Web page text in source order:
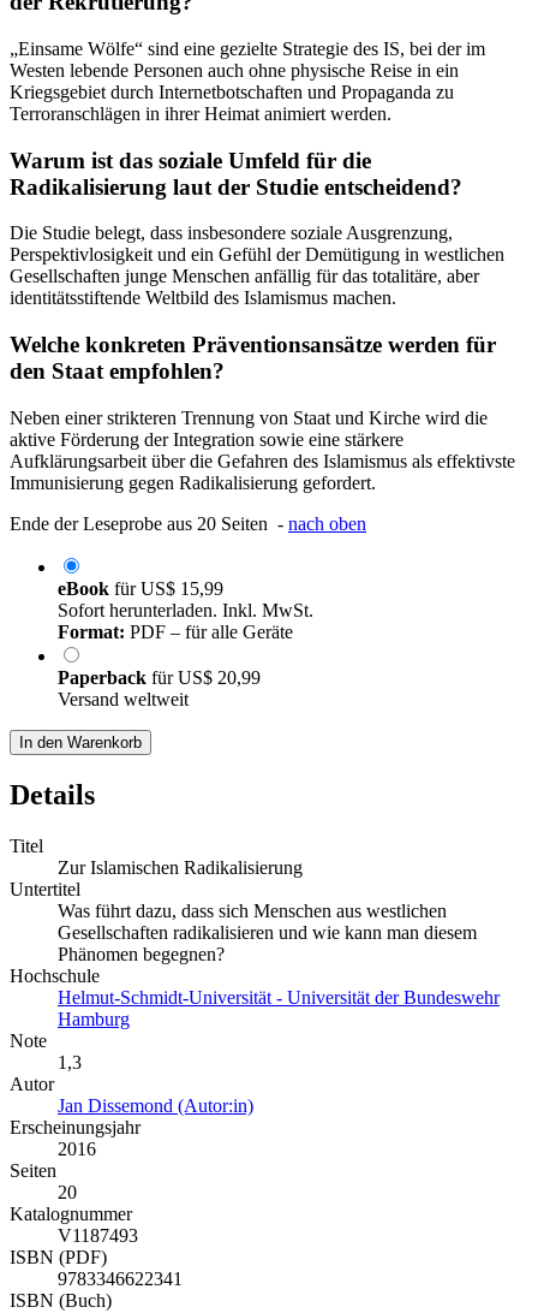
„Einsame Wölfe“ sind eine gezielte Strategie des IS, bei der im
Westen lebende Personen auch ohne physische Reise in ein
Kriegsgebiet durch Internetbotschaften und Propaganda zu
Terroranschlägen in ihrer Heimat animiert werden.
Warum ist das soziale Umfeld für die
Radikalisierung laut der Studie entscheidend?
Die Studie belegt, dass insbesondere soziale Ausgrenzung,
Perspektivlosigkeit und ein Gefühl der Demütigung in westlichen
Gesellschaften junge Menschen anfällig für das totalitäre, aber
identitätsstiftende Weltbild des Islamismus machen.
Welche konkreten Präventionsansätze werden für
den Staat empfohlen?
Neben einer strikteren Trennung von Staat und Kirche wird die
aktive Förderung der Integration sowie eine stärkere
Aufklärungsarbeit über die Gefahren des Islamismus als effektivste
Immunisierung gegen Radikalisierung gefordert.
Ende der Leseprobe aus 20 Seiten - nach oben
eBook fürUS$ 15,99
Sofort herunterladen. Inkl. MwSt.
Format: PDF – für alle Geräte
Paperback fürUS$ 20,99
Versand weltweit
In den Warenkorb
Details
Titel
Zur Islamischen Radikalisierung
Untertitel
Was führt dazu, dass sich Menschen aus westlichen
Gesellschaften radikalisieren und wie kann man diesem
Phänomen begegnen?
Hochschule
Helmut-Schmidt-Universität - Universität der Bundeswehr
Hamburg
Note
1,3
Autor
Jan Dissemond (Autor:in)
Erscheinungsjahr
2016
Seiten
20
Katalognummer
V1187493
ISBN (PDF)
9783346622341
ISBN (Buch)